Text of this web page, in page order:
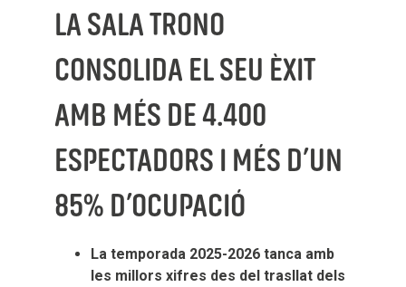
LA SALA TRONO
CONSOLIDA EL SEU ÈXIT
AMB MÉS DE 4.400
ESPECTADORS I MÉS D’UN
85% D’OCUPACIÓ
La temporada 2025-2026 tanca amb
les millors xifres des del trasllat dels